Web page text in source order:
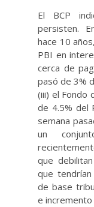
El BCP
persisten.
hace 10
PBI en
cerca de
pasó de 3%
(iii) el Fondo
de 4.5% del
semana
un
que
que tendrían
de base
e